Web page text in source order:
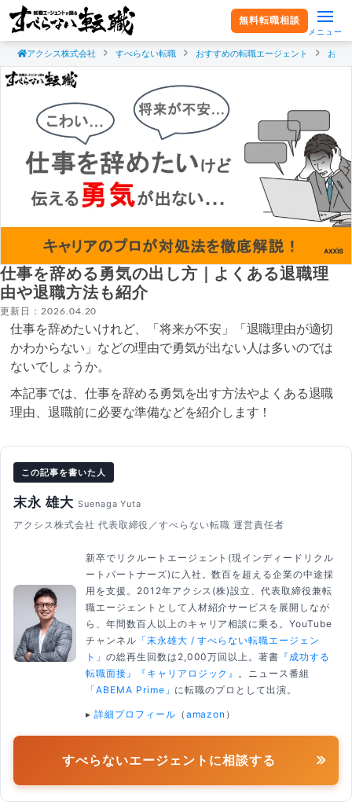
無料転職相談
メニュー
アクシス株式会社 すべらない転職 おすすめの転職エージェント おす
仕事を辞める勇気の出し方｜よくある退職理
由や退職方法も紹介
更新日：2026.04.20
仕事を辞めたいけれど、「将来が不安」「退職理由が適切
かわからない」などの理由で勇気が出ない人は多いのでは
ないでしょうか。
本記事では、仕事を辞める勇気を出す方法やよくある退職
理由、退職前に必要な準備などを紹介します！
この記事を書いた人
末永 雄大 Suenaga Yuta
アクシス株式会社 代表取締役／すべらない転職 運営責任者
新卒でリクルートエージェント(現インディードリクル
ートパートナーズ)に入社。数百を超える企業の中途採
用を支援。2012年アクシス(株)設立、代表取締役兼転
職エージェントとして人材紹介サービスを展開しなが
ら、年間数百人以上のキャリア相談に乗る。YouTube
チャンネル 「末永雄大 / すべらない転職エージェン
ト」 の総再生回数は2,000万回以上。著書 『成功する
転職面接』
『キャリアロジック』
。ニュース番組
「ABEMA Prime」 に転職のプロとして出演。
▸ 詳細プロフィール （ amazon ）
すべらないエージェントに相談する